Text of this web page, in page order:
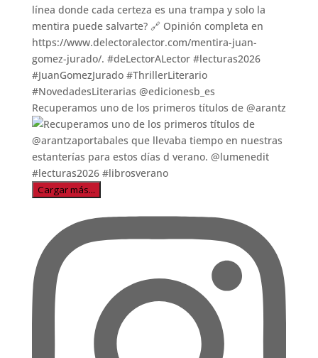
Recuperamos uno de los primeros títulos de @arantz
Cargar más...